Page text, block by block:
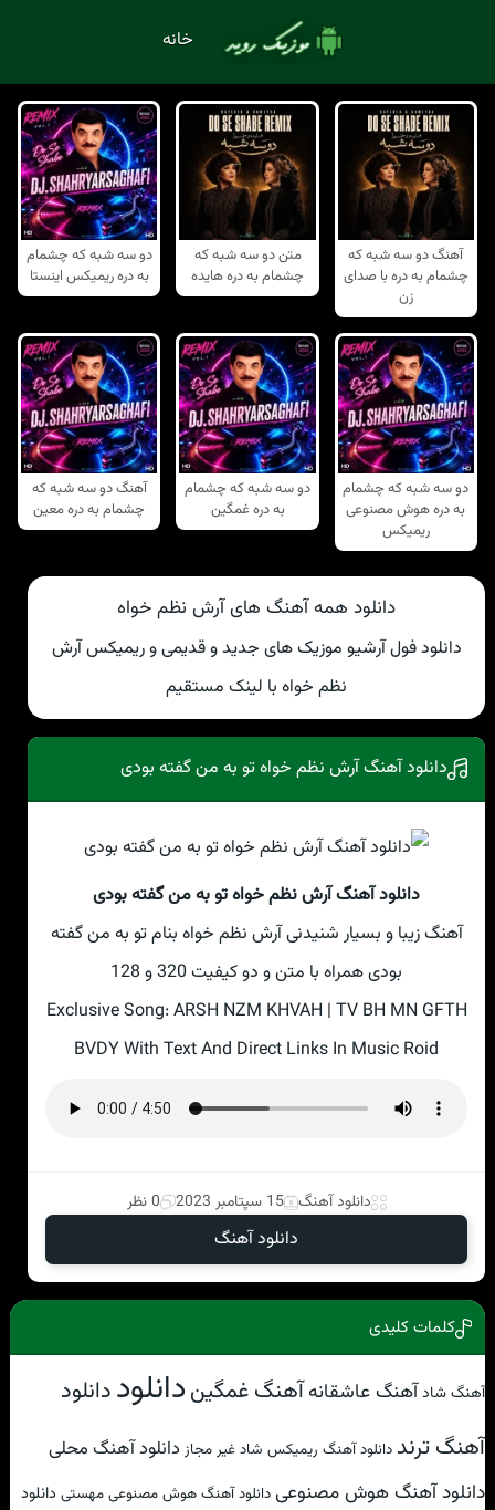
خانه
آهنگ دو سه شبه که
چشمام به دره با صدای
زن
متن دو سه شبه که
چشمام به دره هایده
دو سه شبه که چشمام
به دره ریمیکس اینستا
دو سه شبه که چشمام
به دره هوش مصنوعی
ریمیکس
دو سه شبه که چشمام
به دره غمگین
آهنگ دو سه شبه که
چشمام به دره معین
دانلود همه آهنگ های آرش نظم خواه
دانلود فول آرشیو موزیک های جدید و قدیمی و ریمیکس آرش
نظم خواه با لینک مستقیم
دانلود آهنگ آرش نظم خواه تو به من گفته بودی
دانلود آهنگ آرش نظم خواه تو به من گفته بودی
آهنگ زیبا و بسیار شنیدنی آرش نظم خواه بنام تو به من گفته
بودی همراه با متن و دو کیفیت 320 و 128
Exclusive Song: ARSH NZM KHVAH | TV BH MN GFTH
BVDY With Text And Direct Links In Music Roid
دانلود آهنگ 15 سپتامبر 2023 0 نظر
دانلود آهنگ
کلمات کلیدی
آهنگ شادآهنگ عاشقانهآهنگ غمگیندانلوددانلود
آهنگ ترند دانلود آهنگ ریمیکس شاد غیر مجاز دانلود آهنگ محلی
دانلود آهنگ هوش مصنوعیدانلود آهنگ هوش مصنوعی مهستی دانلود